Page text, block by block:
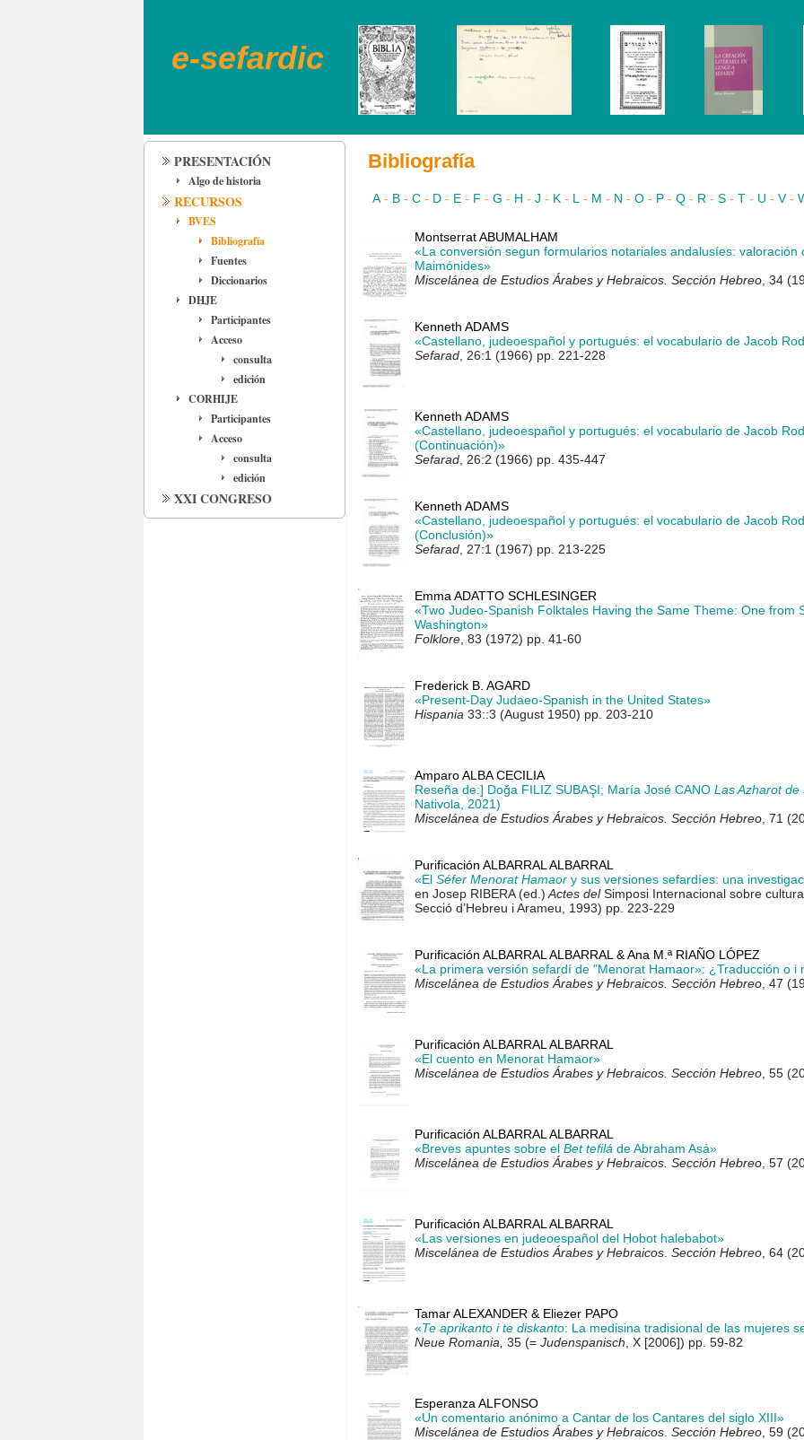
e-sefardic
PRESENTACIÓN
Algo de historia
RECURSOS
BVES
Bibliografía
Fuentes
Diccionarios
DHJE
Participantes
Acceso
consulta
edición
CORHIJE
Participantes
Acceso
consulta
edición
XXI CONGRESO
Bibliografía
A - B - C - D - E - F - G - H - J - K - L - M - N - O - P - Q - R - S - T - U - V -
Montserrat ABUMALHAM
«La conversión segun formularios notariales andalusíes:
Maimónides»
Miscelánea de Estudios Árabes y Hebraicos. Sección Hebreo , 34
Kenneth ADAMS
«Castellano, judeoespañol y portugués: el vocabulario de Jacob
Sefarad , 26:1 (1966) pp. 221-228
Kenneth ADAMS
«Castellano, judeoespañol y portugués: el vocabulario de Jacob
(Continuación)»
Sefarad , 26:2 (1966) pp. 435-447
Kenneth ADAMS
«Castellano, judeoespañol y portugués: el vocabulario de Jacob
(Conclusión)»
Sefarad , 27:1 (1967) pp. 213-225
Emma ADATTO SCHLESINGER
«Two Judeo-Spanish Folktales Having the Same Theme: One from
Washington»
Folklore , 83 (1972) pp. 41-60
Frederick B. AGARD
«Present-Day Judaeo-Spanish in the United States»
Hispania 33::3 (August 1950) pp. 203-210
Amparo ALBA CECILIA
Reseña de:] Doğa FILIZ SUBAŞI; María José CANO Las Azharot
Nativola, 2021)
Miscelánea de Estudios Árabes y Hebraicos. Sección Hebreo , 71
Purificación ALBARRAL ALBARRAL
«El Séfer Menorat Hamaor y sus versiones sefardíes: una
en Josep RIBERA (ed.) Actes delSimposi Internacional sobre
Secció d’Hebreu i Arameu, 1993) pp. 223-229
Purificación ALBARRAL ALBARRAL & Ana M.ª RIAÑO LÓPEZ
«La primera versión sefardí de "Menorat Hamaor»: ¿Traducción o i
Miscelánea de Estudios Árabes y Hebraicos. Sección Hebreo , 47
Purificación ALBARRAL ALBARRAL
«El cuento en Menorat Hamaor»
Miscelánea de Estudios Árabes y Hebraicos. Sección Hebreo , 55
Purificación ALBARRAL ALBARRAL
«Breves apuntes sobre el Bet tefilá de Abraham Asá»
Miscelánea de Estudios Árabes y Hebraicos. Sección Hebreo , 57
Purificación ALBARRAL ALBARRAL
«Las versiones en judeoespañol del Ḥobot halebabot»
Miscelánea de Estudios Árabes y Hebraicos Sección Hebreo , 64
Tamar ALEXANDER & Eliezer PAPO
«Te aprikanto i te diskanto: La medisina tradisional de las mujeres
Neue Romania, 35 (= Judenspanisch , X [2006]) pp. 59-82
Esperanza ALFONSO
«Un comentario anónimo a Cantar de los Cantares del siglo XIII»
Miscelánea de Estudios Árabes y Hebraicos Sección Hebreo , 59